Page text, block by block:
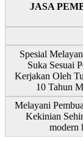
JASA
Spesial
Suka Sesuai
Kerjakan Oleh
10 Tahun
Melayani
Kekinian
modern